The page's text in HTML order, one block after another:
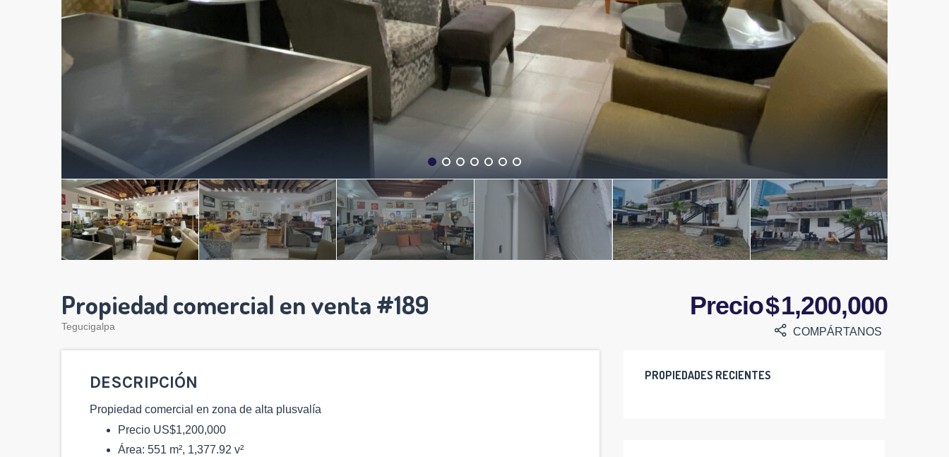
Propiedad comercial en venta #189
Tegucigalpa
Precio $ 1,200,000
COMPÁRTANOS
DESCRIPCIÓN
Propiedad comercial en zona de alta plusvalía
Precio US$1,200,000
Área: 551 m², 1,377.92 v²
PROPIEDADES RECIENTES